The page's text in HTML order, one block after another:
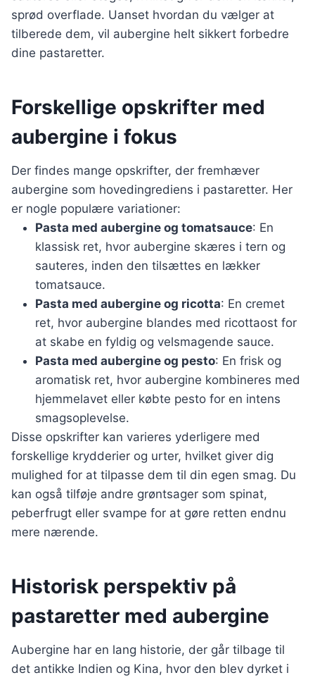
sprød overflade. Uanset hvordan du vælger at
tilberede dem, vil aubergine helt sikkert forbedre
dine pastaretter.
Forskellige opskrifter med
aubergine i fokus
Der findes mange opskrifter, der fremhæver
aubergine som hovedingrediens i pastaretter. Her
er nogle populære variationer:
Pasta med aubergine og tomatsauce: En
klassisk ret, hvor aubergine skæres i tern og
sauteres, inden den tilsættes en lækker
tomatsauce.
Pasta med aubergine og ricotta: En cremet
ret, hvor aubergine blandes med ricottaost for
at skabe en fyldig og velsmagende sauce.
Pasta med aubergine og pesto: En frisk og
aromatisk ret, hvor aubergine kombineres med
hjemmelavet eller købte pesto for en intens
smagsoplevelse.
Disse opskrifter kan varieres yderligere med
forskellige krydderier og urter, hvilket giver dig
mulighed for at tilpasse dem til din egen smag. Du
kan også tilføje andre grøntsager som spinat,
peberfrugt eller svampe for at gøre retten endnu
mere nærende.
Historisk perspektiv på
pastaretter med aubergine
Aubergine har en lang historie, der går tilbage til
det antikke Indien og Kina, hvor den blev dyrket i